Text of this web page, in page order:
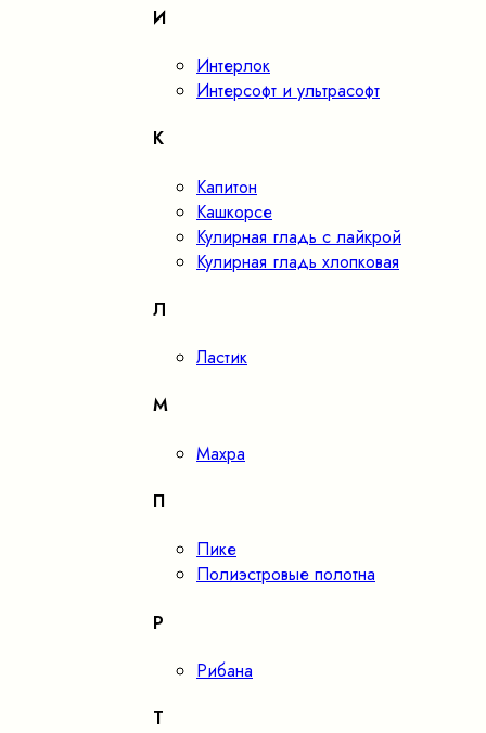
И
Интерлок
Интерсофт и ультрасофт
К
Капитон
Кашкорсе
Кулирная гладь с лайкрой
Кулирная гладь хлопковая
Л
Ластик
М
Махра
П
Пике
Полиэстровые полотна
Р
Рибана
Т